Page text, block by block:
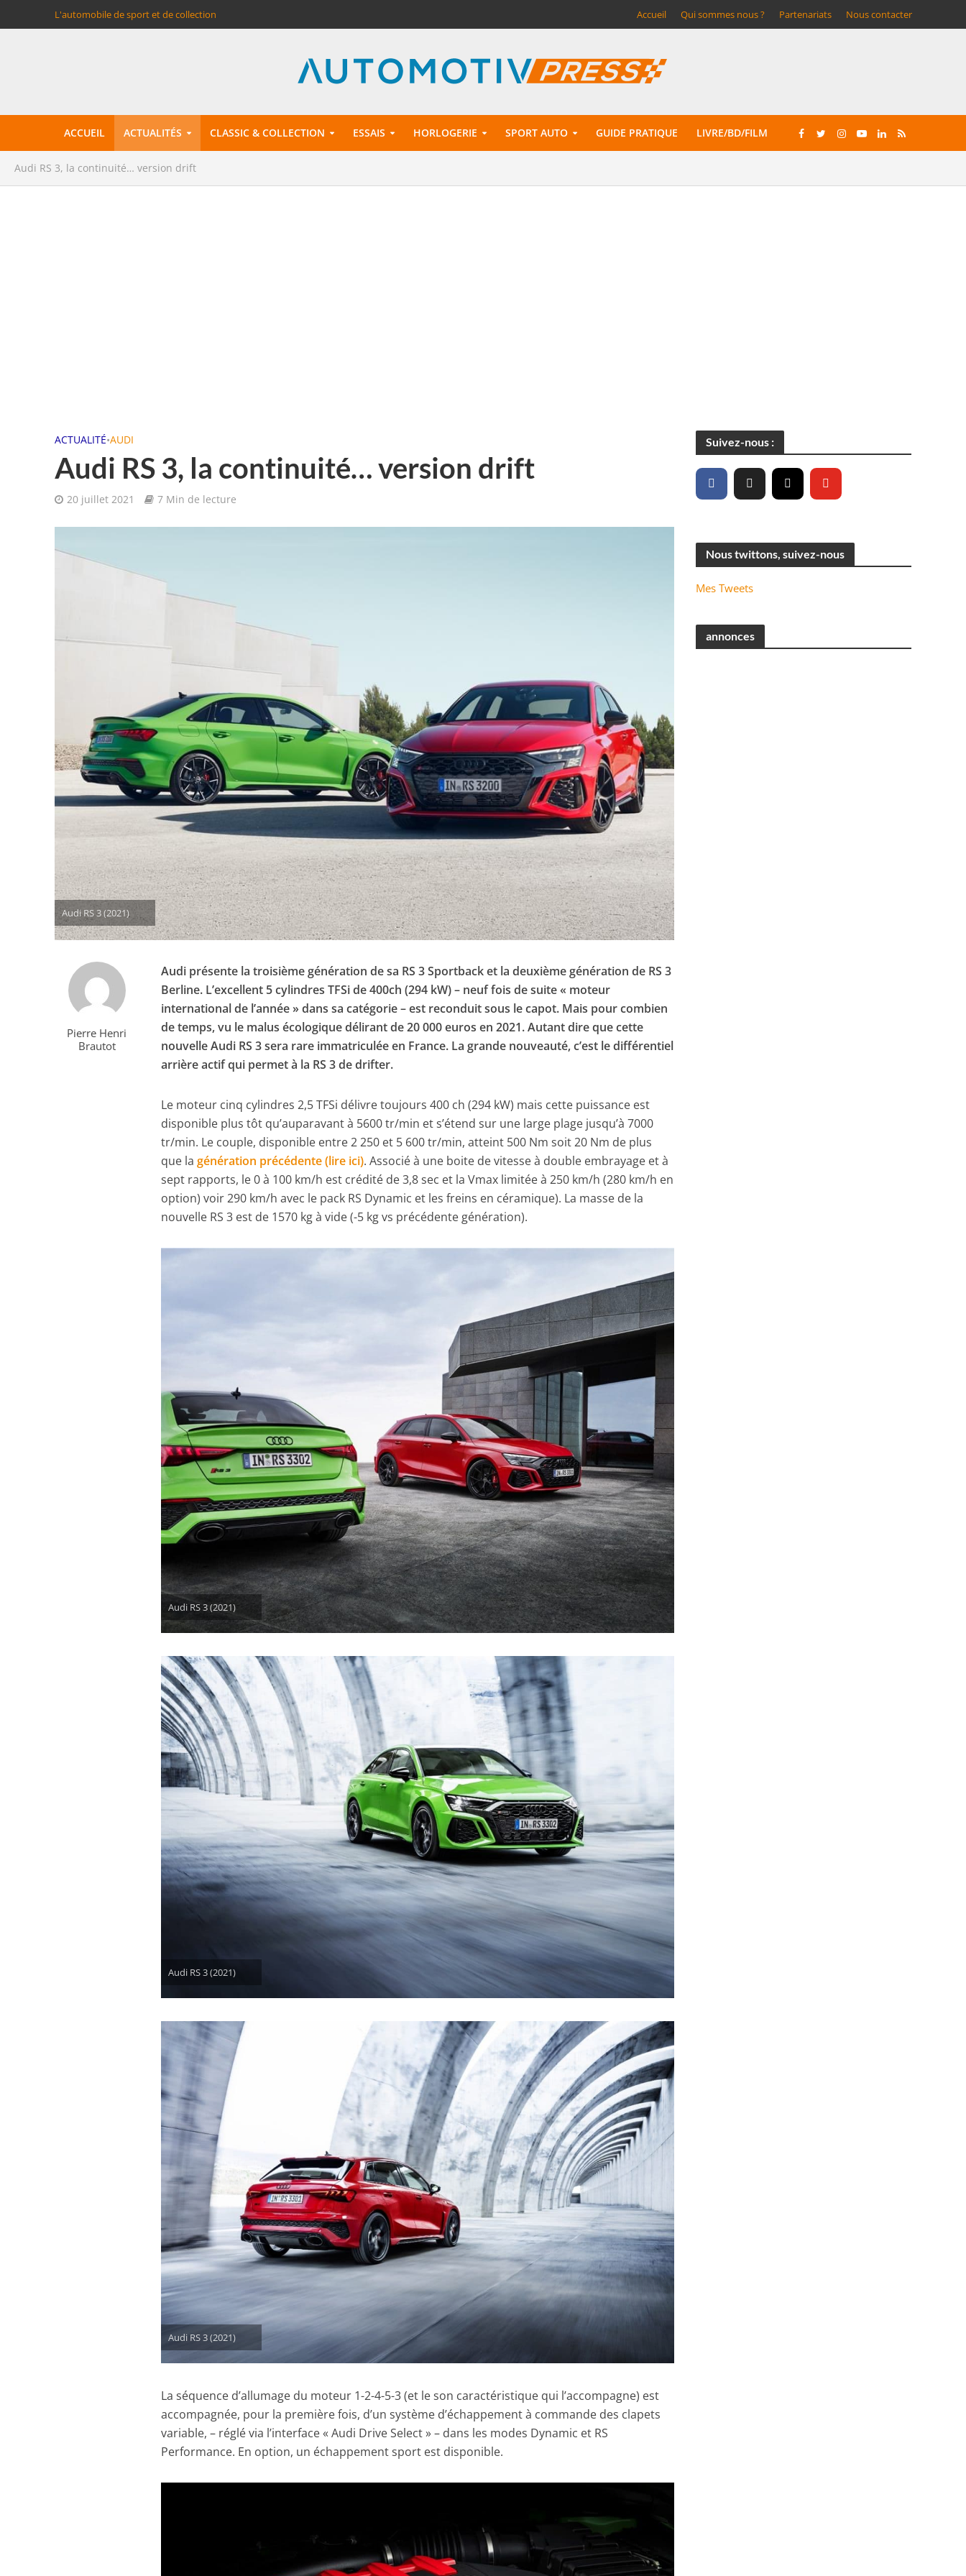
L'automobile de sport et de collection Accueil Qui sommes nous ? Partenariats Nous contacter
ACCUEIL ACTUALITÉS CLASSIC & COLLECTION ESSAIS HORLOGERIE SPORT AUTO GUIDE PRATIQUE LIVRE/BD/FILM
Audi RS 3, la continuité… version drift
ACTUALITÉ•AUDI
Audi RS 3, la continuité… version drift
20 juillet 2021 7 Min de lecture
Audi RS 3 (2021)
Pierre Henri
Brautot
Audi présente la troisième génération de sa RS 3 Sportback et la deuxième génération de RS 3
Berline. L’excellent 5 cylindres TFSi de 400ch (294 kW) – neuf fois de suite « moteur
international de l’année » dans sa catégorie – est reconduit sous le capot. Mais pour combien
de temps, vu le malus écologique délirant de 20 000 euros en 2021. Autant dire que cette
nouvelle Audi RS 3 sera rare immatriculée en France. La grande nouveauté, c’est le différentiel
arrière actif qui permet à la RS 3 de drifter.
Le moteur cinq cylindres 2,5 TFSi délivre toujours 400 ch (294 kW) mais cette puissance est
disponible plus tôt qu’auparavant à 5600 tr/min et s’étend sur une large plage jusqu’à 7000
tr/min. Le couple, disponible entre 2 250 et 5 600 tr/min, atteint 500 Nm soit 20 Nm de plus
que lagénération précédente (lire ici). Associé à une boite de vitesse à double embrayage et à
sept rapports, le 0 à 100 km/h est crédité de 3,8 sec et la Vmax limitée à 250 km/h (280 km/h en
option) voir 290 km/h avec le pack RS Dynamic et les freins en céramique). La masse de la
nouvelle RS 3 est de 1570 kg à vide (-5 kg vs précédente génération).
Audi RS 3 (2021)
Audi RS 3 (2021)
Audi RS 3 (2021)
La séquence d’allumage du moteur 1-2-4-5-3 (et le son caractéristique qui l’accompagne) est
accompagnée, pour la première fois, d’un système d’échappement à commande des clapets
variable, – réglé via l’interface « Audi Drive Select » – dans les modes Dynamic et RS
Performance. En option, un échappement sport est disponible.
Suivez-nous :
Nous twittons, suivez-nous
Mes Tweets
annonces